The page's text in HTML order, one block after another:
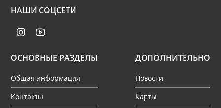
НАШИ СОЦСЕТИ
ОСНОВНЫЕ РАЗДЕЛЫ
Общая информация
Контакты
ДОПОЛНИТЕЛЬНО
Новости
Карты